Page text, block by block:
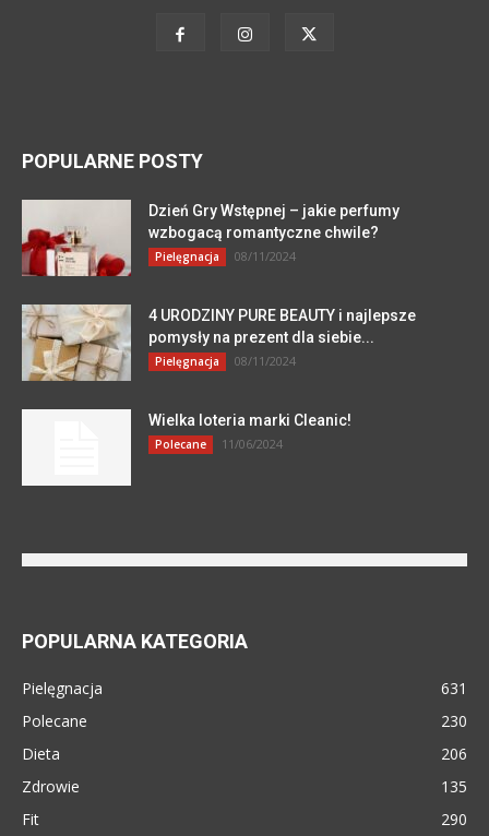
POPULARNE POSTY
Dzień Gry Wstępnej – jakie perfumy
wzbogacą romantyczne chwile?
Pielęgnacja 08/11/2024
4 URODZINY PURE BEAUTY i najlepsze
pomysły na prezent dla siebie...
Pielęgnacja 08/11/2024
Wielka loteria marki Cleanic!
Polecane 11/06/2024
POPULARNA KATEGORIA
Pielęgnacja
631
Polecane
230
Dieta
206
Zdrowie
135
Fit
290